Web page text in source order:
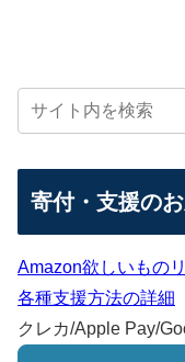
寄付・支援の
Amazon欲しいもの
各種支援方法の詳細
クレカ/Apple Pay/